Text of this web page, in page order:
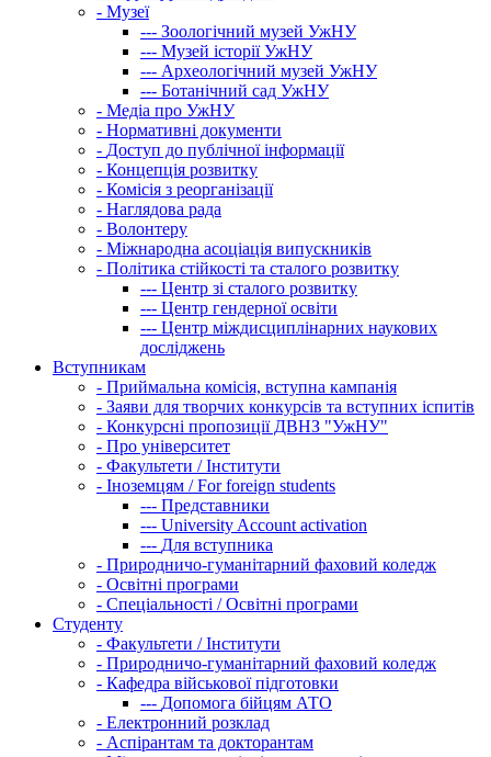
- Музеї
--- Зоологічний музей УжНУ
--- Музей історії УжНУ
--- Археологічний музей УжНУ
--- Ботанічний сад УжНУ
- Медіа про УжНУ
- Нормативні документи
- Доступ до публічної інформації
- Концепція розвитку
- Комісія з реорганізації
- Наглядова рада
- Волонтеру
- Міжнародна асоціація випускників
- Політика стійкості та сталого розвитку
--- Центр зі сталого розвитку
--- Центр гендерної освіти
--- Центр міждисциплінарних наукових
досліджень
Вступникам
- Приймальна комісія, вступна кампанія
- Заяви для творчих конкурсів та вступних іспитів
- Конкурсні пропозиції ДВНЗ "УжНУ"
- Про університет
- Факультети / Інститути
- Іноземцям / For foreign students
--- Представники
--- University Account activation
--- Для вступника
- Природничо-гуманітарний фаховий коледж
- Освітні програми
- Спеціальності / Освітні програми
Студенту
- Факультети / Інститути
- Природничо-гуманітарний фаховий коледж
- Кафедра військової підготовки
--- Допомога бійцям АТО
- Електронний розклад
- Аспірантам та докторантам